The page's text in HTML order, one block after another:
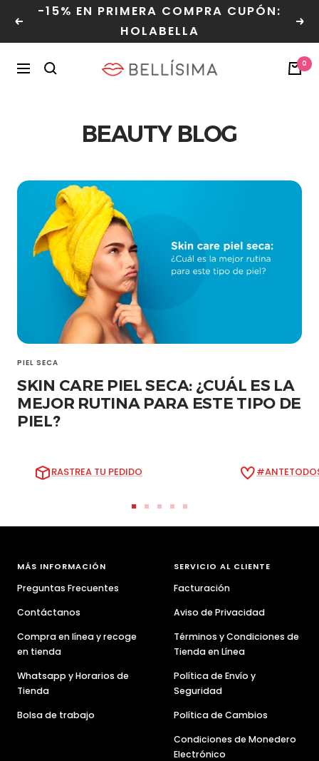
Anterior
-15% EN PRIMERA COMPRA CUPÓN:
HOLABELLA
Navegación Bellisima 0
BEAUTY BLOG
PIEL SECA
SKIN CARE PIEL SECA: ¿CUÁL ES LA
MEJOR RUTINA PARA ESTE TIPO DE
PIEL?
RASTREA TU PEDIDO
Ir
a
Ir
a
Ir
a
Ir
a
Ir
a
MÁS INFORMACIÓN
Preguntas Frecuentes
Contáctanos
Compra en línea y recoge
en tienda
Whatsapp y Horarios de
Tienda
Bolsa de trabajo
SERVICIO AL CLIENTE
Facturación
Aviso de Privacidad
Términos y Condiciones de
Tienda en Línea
Política de Envío y
Seguridad
Política de Cambios
Condiciones de Monedero
Electrónico